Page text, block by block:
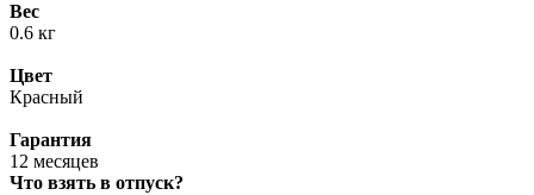
Вес
0.6 кг
Цвет
Красный
Гарантия
12 месяцев
Что взять в отпуск?